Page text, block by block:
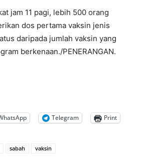
jam 11 pagi, lebih 500 orang
dos pertama vaksin jenis
daripada jumlah vaksin yang
berkenaan./PENERANGAN.
Telegram Print
sabah vaksin